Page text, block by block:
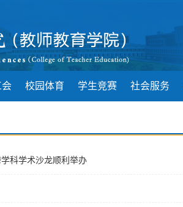
会 校园体育 学生竞赛 社会服务
科学术沙龙顺利举办